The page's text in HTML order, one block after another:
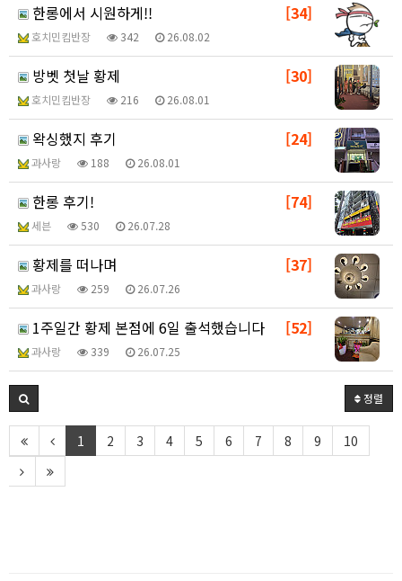
[34]
한롱에서 시원하게!!
호치민킴반장 342 26.08.02
[30]
방벳 첫날 황제
호치민킴반장 216 26.08.01
[24]
왁싱했지 후기
과사랑 188 26.08.01
[74]
한롱 후기!
세븐 530 26.07.28
[37]
황제를 떠나며
과사랑 259 26.07.26
[52]
1주일간 황제 본점에 6일 출석했습니다
과사랑 339 26.07.25
정렬
1 2 3 4 5 6 7 8 9 10